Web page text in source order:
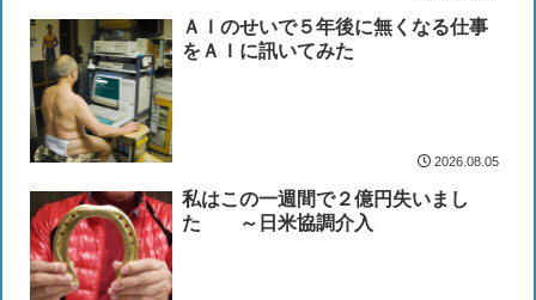
ＡＩのせいで５年後に無くなる仕事
をＡＩに訊いてみた
2026.08.05
私はこの一週間で２億円失いまし
た ～日米協調介入